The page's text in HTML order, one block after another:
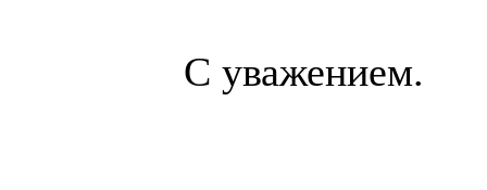
С уважением.